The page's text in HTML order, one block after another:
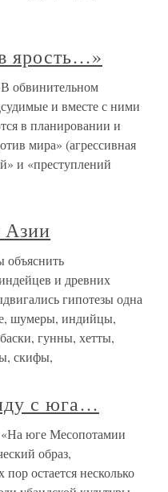
ярость…»
обвинительном
и вместе с ними
в планировании и
мира» (агрессивная
и «преступлений
Азии
объяснить
и древних
гипотезы одна
шумеры, индийцы,
гунны, хетты,
скифы,
с юга…
юге Месопотамии
образ,
остается несколько